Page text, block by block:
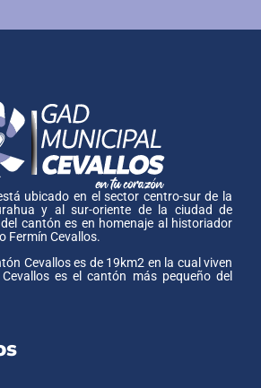
ubicado en el sector centro-sur de la
y al sur-oriente de la ciudad de
cantón es en homenaje al historiador
Fermín Cevallos.
Cevallos es de 19km2 en la cual viven
es el cantón más pequeño del